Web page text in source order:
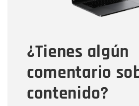
¿Tienes algún
comentario
contenido?
Tipo de comentario
Mensaje